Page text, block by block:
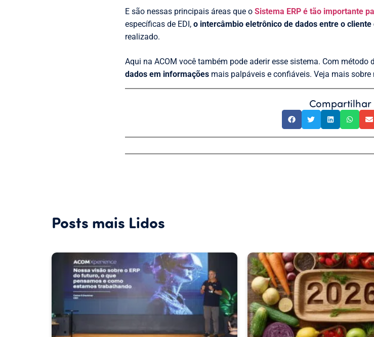
E são nessas principais áreas que o Sistema ERP é tão importante
específicas de EDI, o intercâmbio eletrônico de dados entre o
realizado.
Aqui na ACOM você também pode aderir esse sistema. Com método
dados em informações mais palpáveis e confiáveis. Veja mais sobre
Compartilhar
Posts mais Lidos